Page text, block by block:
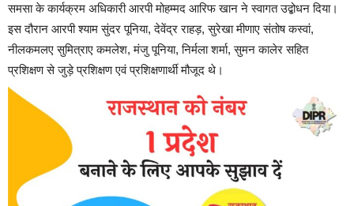
समसा के कार्यक्रम अधिकारी आरपी मोहम्मद आरिफ खान ने स्वागत उद्बोधन दिया।
इस दौरान आरपी श्याम सुंदर पूनिया, देवेंद्र राहड़, सुरेखा मीणाए संतोष कस्वां,
नीलकमलए सुमित्राए कमलेश, मंजु पूनिया, निर्मला शर्मा, सुमन कालेर सहित
प्रशिक्षण से जुड़े प्रशिक्षण एवं प्रशिक्षणार्थी मौजूद थे।